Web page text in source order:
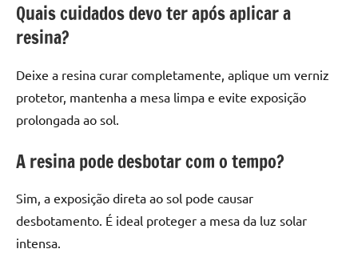
Quais cuidados devo ter após aplicar a
resina?
Deixe a resina curar completamente, aplique um verniz
protetor, mantenha a mesa limpa e evite exposição
prolongada ao sol.
A resina pode desbotar com o tempo?
Sim, a exposição direta ao sol pode causar
desbotamento. É ideal proteger a mesa da luz solar
intensa.